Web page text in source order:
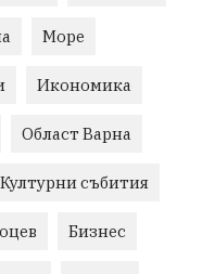
Море
Икономика
Област Варна
Културни събития
Бизнес